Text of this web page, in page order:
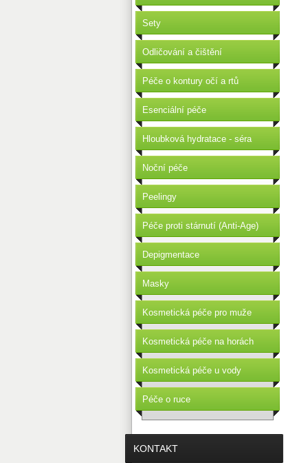
Sety
Odličování a čištění
Péče o kontury očí a rtů
Esenciální péče
Hloubková hydratace - séra
Noční péče
Peelingy
Péče proti stárnutí (Anti-Age)
Depigmentace
Masky
Kosmetická péče pro muže
Kosmetická péče na horách
Kosmetická péče u vody
Péče o ruce
KONTAKT